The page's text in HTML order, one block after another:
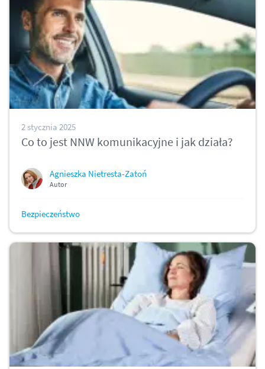
2 stycznia 2025
Co to jest NNW komunikacyjne i jak działa?
Agnieszka Nietresta-Zatoń
Autor
Bezpieczeństwo